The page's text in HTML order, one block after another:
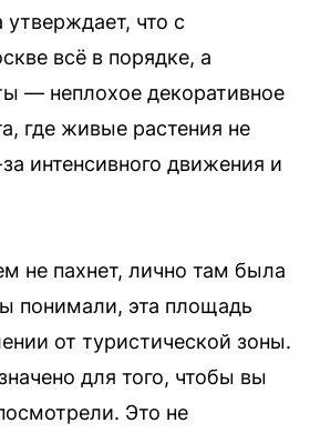
что с
всё в порядке, а
— неплохое декоративное
где живые растения не
интенсивного движения и
не пахнет, лично там была
понимали, эта площадь
от туристической зоны.
для того, чтобы вы
Это не